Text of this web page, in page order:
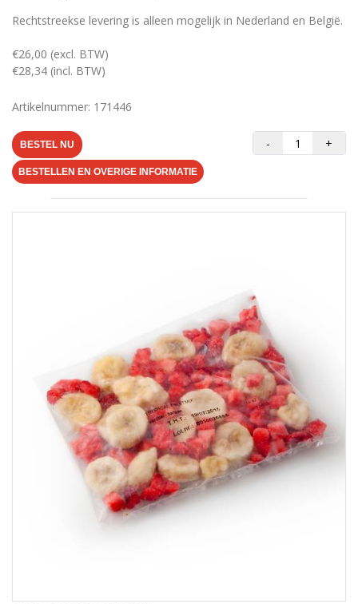
Rechtstreekse levering is alleen mogelijk in Nederland en België.
€26,00 (excl. BTW)
€28,34 (incl. BTW)
Artikelnummer: 171446
BESTEL NU - +
BESTELLEN EN OVERIGE INFORMATIE